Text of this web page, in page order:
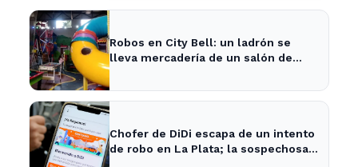
Robos en City Bell: un ladrón se
lleva mercadería de un salón de
Chofer de DiDi escapa de un intento
de robo en La Plata; la sospechosa